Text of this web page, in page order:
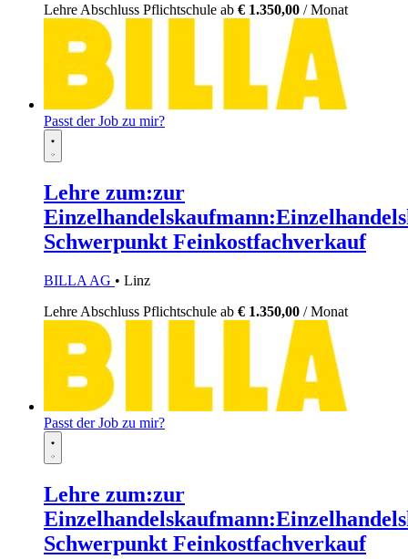
Lehre Abschluss Pflichtschule ab € 1.350,00 / Monat
Passt der Job zu mir?
Lehre zum:zur
Schwerpunkt Feinkostfachverkauf
BILLA AG • Linz
Lehre Abschluss Pflichtschule ab € 1.350,00 / Monat
Passt der Job zu mir?
Lehre zum:zur
Schwerpunkt Feinkostfachverkauf